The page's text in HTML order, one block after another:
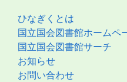
ひなぎくとは
国立国会図書館ホームペ
国立国会図書館サーチ
お知らせ
お問い合わせ